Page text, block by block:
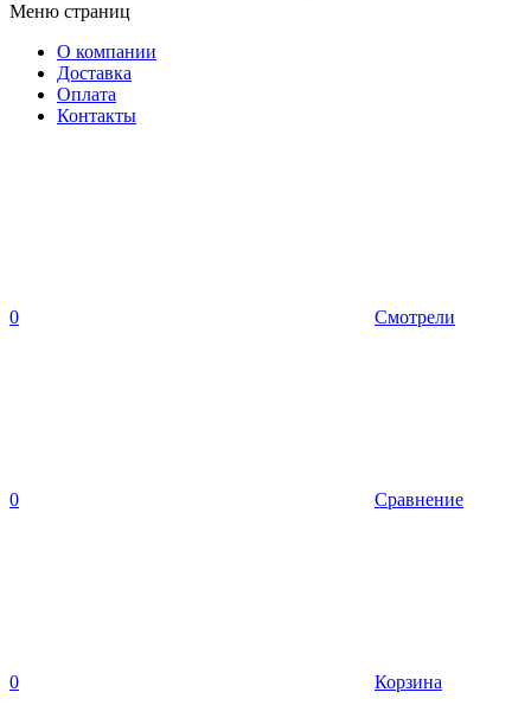
Меню страниц
О компании
Доставка
Оплата
Контакты
0 Смотрели
0 Сравнение
0 Корзина